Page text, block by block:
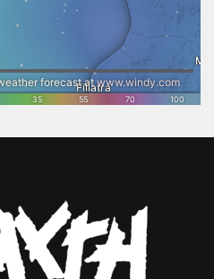
Η Πολιτεία οφείλει να
ώστε η μοναδική
ξανά στο φυσικό της
που πραγματικά της αξίζει
Επιμελητήριο Ηλείας θα συνεχίσει
συνδέει τον πολιτισμό με τη
και την εξωστρέφεια του
μέλλον της Ηλείας και στις